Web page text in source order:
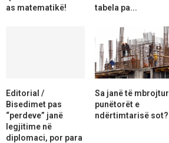
as matematikë!
tabela pa...
Editorial /
Bisedimet pas
“perdeve” janë
legjitime në
diplomaci, por para
Sa janë të mbrojtur
punëtorët e
ndërtimtarisë sot?